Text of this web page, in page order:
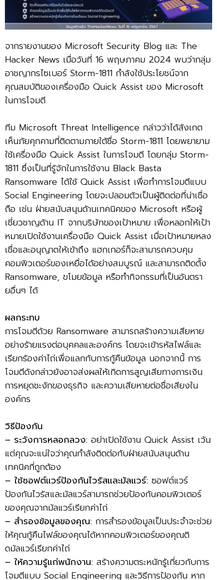
จากรายงานของ Microsoft Security Blog และ The
Hacker News เมื่อวันที่ 16 พฤษภาคม 2024 พบว่ากลุ่ม
อาชญากรไซเบอร์ Storm-1811 กำลังใช้ประโยชน์จาก
คุณสมบัติของเครื่องมือ Quick Assist ของ Microsoft
ในการโจมตี
ทีม Microsoft Threat Intelligence กล่าวว่าได้สังเกต
เห็นภัยคุกคามที่ติดตามภายใต้ชื่อ Storm-1811 โดยพยายาม
ใช้เครื่องมือ Quick Assist ในการโจมตี โดยกลุ่ม Storm-
1811 ซึ่งเป็นที่รู้จักในการใช้งาน Black Basta
Ransomware ได้ใช้ Quick Assist เพื่อทำการโจมตีแบบ
Social Engineering โดยจะปลอมตัวเป็นผู้ติดต่อที่น่าเชื่อ
ถือ เช่น ฝ่ายสนับสนุนด้านเทคนิคของ Microsoft หรือผู้
เชี่ยวชาญด้าน IT จากบริษัทของเป้าหมาย เพื่อหลอกให้เป้า
หมายเปิดใช้งานเครื่องมือ Quick Assist เมื่อเป้าหมายหลง
เชื่อและอนุญาตให้เข้าถึง แฮกเกอร์ก็จะสามารถควบคุม
คอมพิวเตอร์ของเหยื่อได้อย่างสมบูรณ์ และสามารถติดตั้ง
Ransomware, ขโมยข้อมูล หรือทำกิจกรรมที่เป็นอันตรา
ยอื่นๆ ได้
ผลกระทบ
การโจมตีด้วย Ransomware สามารถสร้างความเสียหาย
อย่างร้ายแรงต่อบุคคลและองค์กร โดยจะเข้ารหัสไฟล์และ
เรียกร้องค่าไถ่เพื่อแลกกับการกู้คืนข้อมูล นอกจากนี้ การ
โจมตีดังกล่าวยังอาจส่งผลให้เกิดการสูญเสียทางการเงิน
การหยุดชะงักของธุรกิจ และความเสียหายต่อชื่อเสียงใน
องค์กร
วิธีป้องกัน
– ระวังการหลอกลวง: อย่าเปิดใช้งาน Quick Assist เว้น
แต่คุณจะแน่ใจว่าคุณกำลังติดต่อกับฝ่ายสนับสนุนด้าน
เทคนิคที่ถูกต้อง
– ใช้ซอฟต์แวร์ป้องกันไวรัสและมัลแวร์: ซอฟต์แวร์
ป้องกันไวรัสและมัลแวร์สามารถช่วยป้องกันคอมพิวเตอร์
ของคุณจากมัลแวร์เรียกค่าไถ่
– สำรองข้อมูลของคุณ: การสำรองข้อมูลเป็นประจำจะช่วย
ให้คุณกู้คืนไฟล์ของคุณได้หากคอมพิวเตอร์ของคุณติ
ดมัลแวร์เรียกค่าไถ่
– ให้ความรู้แก่พนักงาน: สร้างความตระหนักรู้เกี่ยวกับการ
โจมตีแบบ Social Engineering และวิธีการป้องกัน หาก